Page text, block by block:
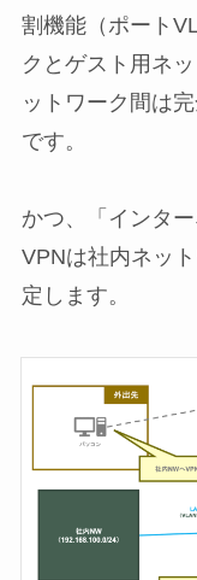
割機能（ポート
クとゲスト用ネ
ットワーク間は
です。
かつ、「インタ
VPNは社内ネッ
定します。